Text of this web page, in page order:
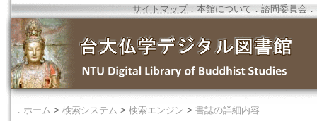
サイトマップ．本館について ． 諮問委員会 ．
． ホーム > 検索システム > 検索エンジン > 書誌の詳細内容